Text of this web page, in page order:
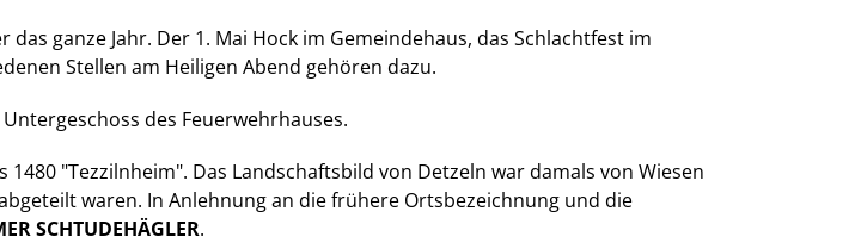
ganze Jahr. Der 1. Mai Hock im Gemeindehaus, das Schlachtfest im
Stellen am Heiligen Abend gehören dazu.
des Feuerwehrhauses.
"Tezzilnheim". Das Landschaftsbild von Detzeln war damals von Wiesen
waren. In Anlehnung an die frühere Ortsbezeichnung und die
SCHTUDEHÄGLER.